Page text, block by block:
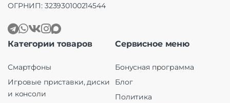
ОГРНИП: 323930100214544
Категории товаров
Смартфоны
Игровые приставки, диски
и консоли
Сервисное меню
Бонусная программа
Блог
Политика